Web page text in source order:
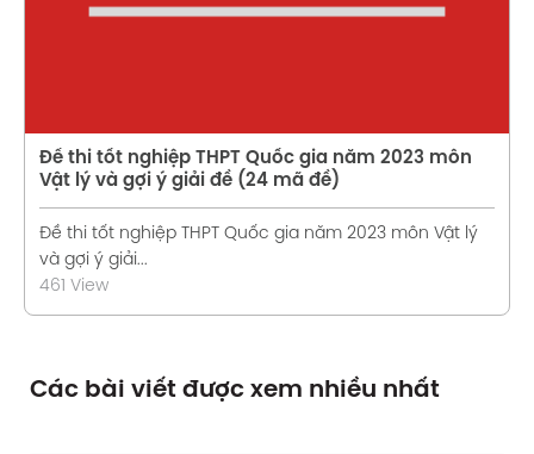
Đề thi tốt nghiệp THPT Quốc gia năm 2023 môn
Vật lý và gợi ý giải đề (24 mã đề)
Đề thi tốt nghiệp THPT Quốc gia năm 2023 môn Vật lý
và gợi ý giải...
461 View
Các bài viết được xem nhiều nhất